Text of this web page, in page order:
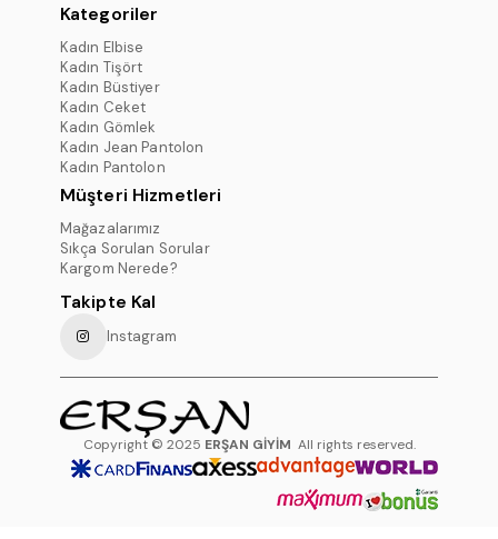
Kategoriler
Kadın Elbise
Kadın Tişört
Kadın Büstiyer
Kadın Ceket
Kadın Gömlek
Kadın Jean Pantolon
Kadın Pantolon
Müşteri Hizmetleri
Mağazalarımız
Sıkça Sorulan Sorular
Kargom Nerede?
Takipte Kal
Instagram
Copyright © 2025 ERŞAN GİYİM All rights reserved.